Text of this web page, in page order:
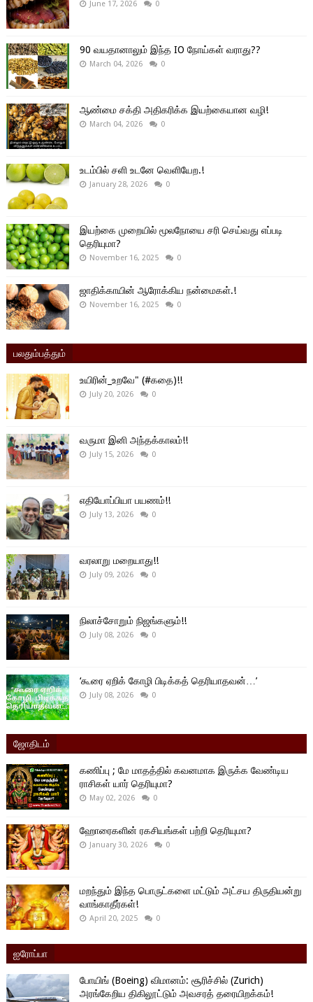
June 17, 2026 0
90 வயதானாலும் இந்த IO நோய்கள் வராது??
March 04, 2026 0
ஆண்மை சக்தி அதிகரிக்க இயற்கையான வழி!
March 04, 2026 0
உடம்பில் சளி உடனே வெளியேற.!
January 28, 2026 0
இயற்கை முறையில் மூலநோயை சரி செய்வது எப்படி
தெரியுமா?
November 16, 2025 0
ஜாதிக்காயின் ஆரோக்கிய நன்மைகள்.!
November 16, 2025 0
பலதும்பத்தும்
உயிரின்_உறவே" (#கதை)!!
July 20, 2026 0
வருமா இனி அந்தக்காலம்!!
July 15, 2026 0
எதியோப்பியா பயணம்!!
July 13, 2026 0
வரலாறு மறையாது!!
July 09, 2026 0
நிலாச்சோறும் நிஜங்களும்!!
July 08, 2026 0
‘கூரை ஏறிக் கோழி பிடிக்கத் தெரியாதவன்…’
July 08, 2026 0
ஜோதிடம்
கணிப்பு ; மே மாதத்தில் கவனமாக இருக்க வேண்டிய
ராசிகள் யார் தெரியுமா?
May 02, 2026 0
ஹோரைகளின் ரகசியங்கள் பற்றி தெரியுமா?
January 30, 2026 0
மறந்தும் இந்த பொருட்களை மட்டும் அட்சய திருதியன்று
வாங்காதீர்கள்!
April 20, 2025 0
ஐரோப்பா
போயிங் (Boeing) விமானம்: சூரிச்சில் (Zurich)
அரங்கேறிய திகிலூட்டும் அவசரத் தரையிறக்கம்!